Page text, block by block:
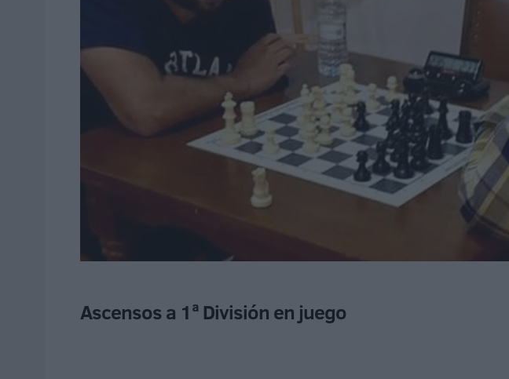
Ascensos a 1ª División en juego